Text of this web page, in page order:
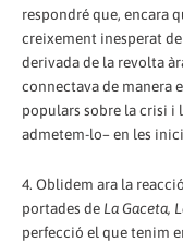
respondré que, encara
creixement inesperat
derivada de la revolta
connectava de manera
populars sobre la crisi i
admetem-lo– en les
4. Oblidem ara la
portades de La Gaceta,
perfecció el que tenim